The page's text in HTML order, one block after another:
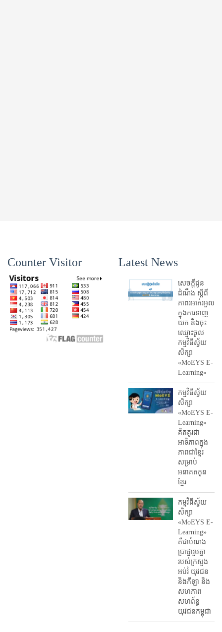
Counter Visitor Latest News
សេចក្តីជូន
ដំណឹង ស្តី​ពី
ភាព​រអាក់រអួល​
ក្នុងការ​ទាញ​
យក និង​ចុះ​
ឈ្មោះ​ចូល​
កម្មវិធី​ស្វ័យ
សិក្សា
«MoEYS E-
Learning»
កម្មវិធីស្វ័យ
សិក្សា
«MoEYS E-
Learning»
គិតគូរជា
អាទិភាពក្នុង
ភាពជាខ្មែរ
សម្រាប់
អនាគតកូន
ខ្មែរ
កម្មវិធីស្វ័យ
សិក្សា
«MoEYS E-
Learning»
គឺជាបំណង
ប្រាថ្នារួមគ្នា
របស់ក្រសួង
អប់រំ​ យុវជន
និងកីឡា និង
សហភាព
សហព័ន្ធ
យុវជនកម្ពុជា